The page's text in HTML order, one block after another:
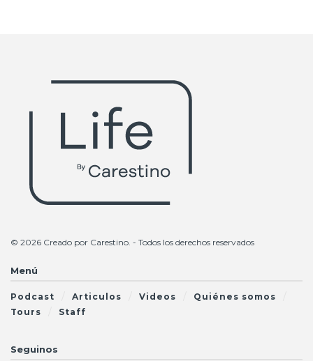
© 2026 Creado por Carestino. - Todos los derechos reservados
Menú
Podcast Articulos Videos
Quiénes somos
Tours
Staff
Seguinos